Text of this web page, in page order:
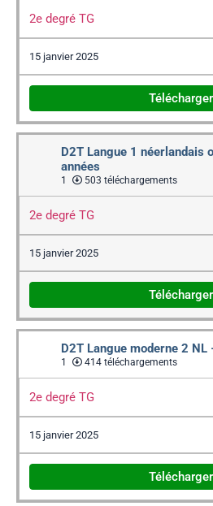
2e degré TG
15 janvier 2025
Télécharger
D2T Langue 1 néerlandais
années
1 503 téléchargements
2e degré TG
15 janvier 2025
Télécharger
D2T Langue moderne 2 NL
1 414 téléchargements
2e degré TG
15 janvier 2025
Télécharger